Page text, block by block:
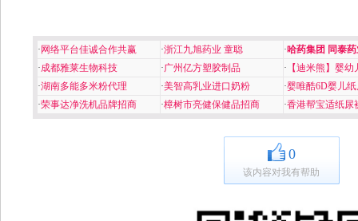
· 网络平台佳诚合作共赢 ·浙江九旭药业 童聪 ·哈药集团 同泰
·成都雅莱生物科技 ·广州亿方塑胶制品 · 【迪米熊】婴幼
·湖南多能多米粉代理 ·美智高乳业进口奶粉 ·婴唯酷6D婴儿
·荣事达净洗机品牌招商 ·樟树市亮健保健品招商 ·香港帮宝适纸尿
0
该内容对我有帮助